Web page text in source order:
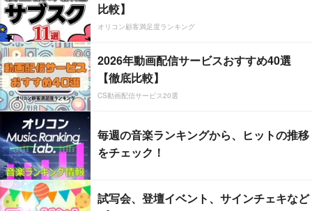
比較】
オリコン顧客満足度ランキング
2026年動画配信サービスおすすめ40選
【徹底比較】
CS動画配信サービス20選
毎週の音楽ランキングから、ヒットの推移
をチェック！
試写会、登壇イベント、サインチェキなど